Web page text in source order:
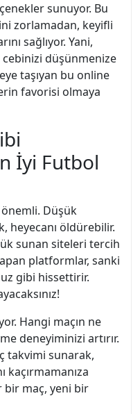
sunuyor. Bu
zorlamadan, keyifli
sağlıyor. Yani,
cebinizi düşünmenize
taşıyan bu online
favorisi olmaya
İyi Futbol
Düşük
heyecanı öldürebilir.
sunan siteleri tercih
platformlar, sanki
gibi hissettirir.
Hangi maçın ne
deneyiminizi artırır.
takvimi sunarak,
kaçırmamanıza
bir maç, yeni bir